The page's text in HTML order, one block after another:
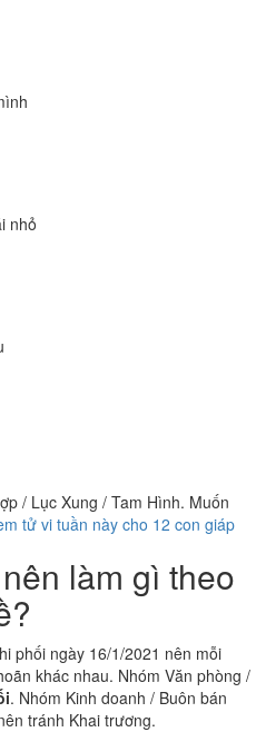
nhỏ
/ Lục Xung / Tam Hình. Muốn
tử vi tuần này cho 12 con giáp
làm gì theo
phối ngày 16/1/2021 nên mỗi
khác nhau. Nhóm Văn phòng /
. Nhóm Kinh doanh / Buôn bán
tránh Khai trương.